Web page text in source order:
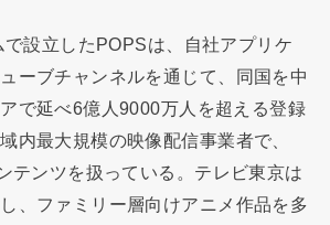
設立したPOPSは、自社アプリケ
ーブチャンネルを通じて、同国を中
で延べ6億人9000万人を超える登録
内最大規模の映像配信事業者で、
テンツを扱っている。テレビ東京は
、ファミリー層向けアニメ作品を多